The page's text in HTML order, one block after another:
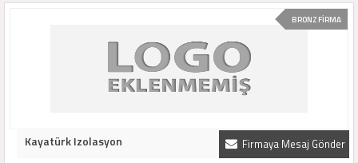
BRONZ FİRMA
Firmaya Mesaj Gönder
Kayatürk Izolasyon